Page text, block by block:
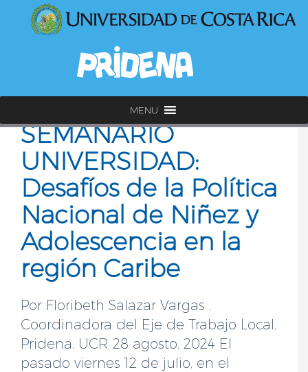
MENU
SEMANARIO
UNIVERSIDAD:
Desafíos de la Política
Nacional de Niñez y
Adolescencia en la
región Caribe
Por Floribeth Salazar Vargas ,
Coordinadora del Eje de Trabajo Local,
Pridena, UCR 28 agosto, 2024 El
pasado viernes 12 de julio, en el